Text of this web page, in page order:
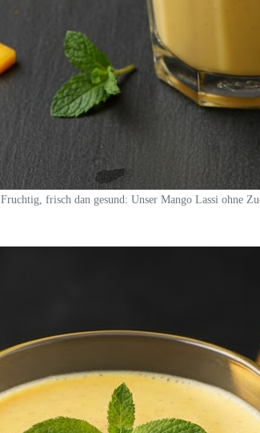
Fruchtig, frisch dan gesund: Unser Mango Lassi ohne